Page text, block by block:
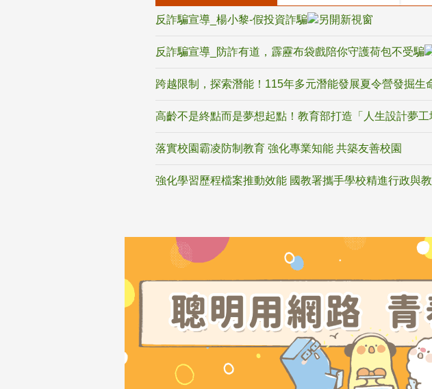
反詐騙宣導_楊小黎-假投資詐騙
反詐騙宣導_防詐有道，霹靂布袋戲陪你守護荷包不受騙
跨越限制，探索潛能！115年多元潛能發展夏令營發掘生
高齡不是終點而是夢想起點！教育部打造「人生設計夢
落實校園霸凌防制教育 強化專業知能 共築友善校園
強化學習歷程檔案推動效能 國教署攜手學校精進行政與